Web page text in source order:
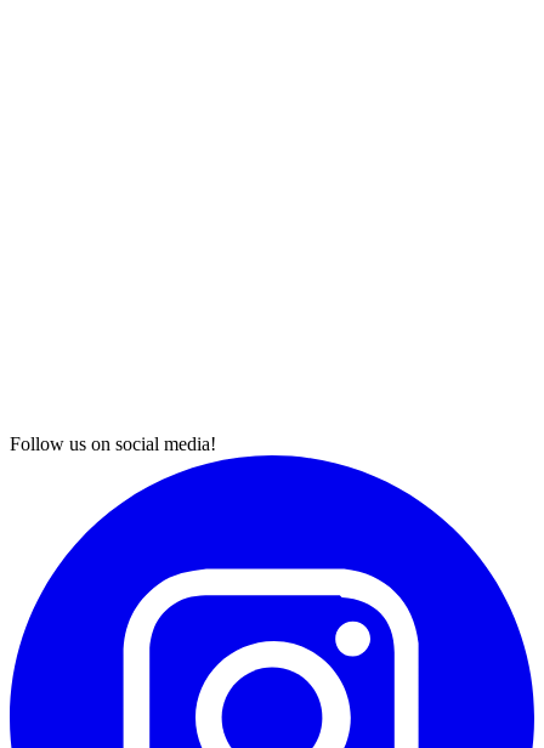
Follow us on social media!